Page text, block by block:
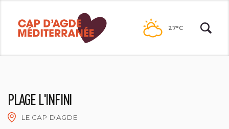
contenu
27°C
PLAGE L'INFINI
LE CAP D'AGDE